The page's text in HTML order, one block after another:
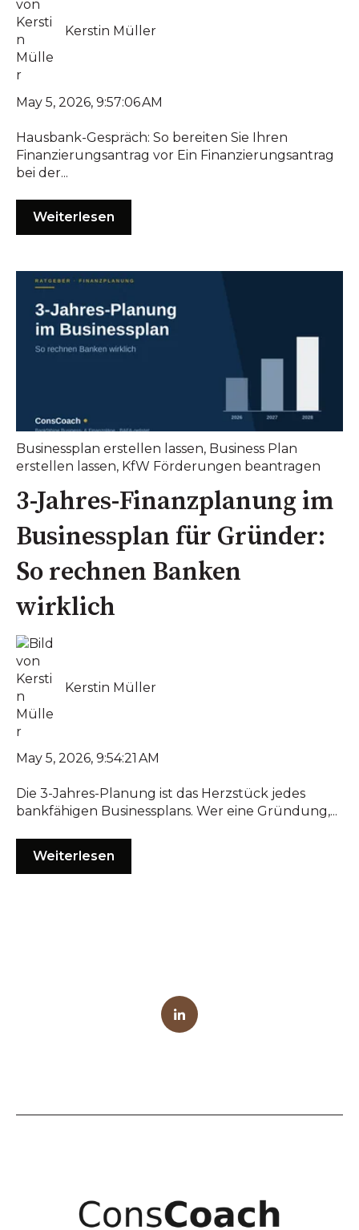
Kerstin Müller
May 5, 2026, 9:57:06 AM
Hausbank-Gespräch: So bereiten Sie Ihren
Finanzierungsantrag vor Ein Finanzierungsantrag
bei der...
Weiterlesen
Businessplan erstellen lassen, Business Plan
erstellen lassen, KfW Förderungen beantragen
3-Jahres-Finanzplanung im
Businessplan für Gründer:
So rechnen Banken
wirklich
Kerstin Müller
May 5, 2026, 9:54:21 AM
Die 3-Jahres-Planung ist das Herzstück jedes
bankfähigen Businessplans. Wer eine Gründung,...
Weiterlesen